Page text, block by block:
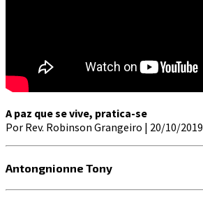
A paz que se vive, pratica-se
Por Rev. Robinson Grangeiro | 20/10/2019
Antongnionne Tony